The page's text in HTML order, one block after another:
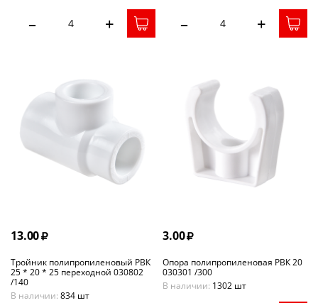
– + – +
13.00
Тройник полипропиленовый РВК
25 * 20 * 25 переходной 030802
/140
В наличии: 834 шт
3.00
Опора полипропиленовая РВК 20
030301 /300
В наличии: 1302 шт